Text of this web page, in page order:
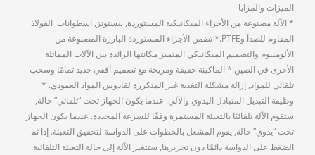
الميزات والمزايا
* الآلة مصنوعة من الأجزاء الميكانيكية المستوردة, بيستونز, اسطوانات, الفولاذ
المقاوم للصدأ وPTFE.* تضمن الأجزاء المستوردة البارزة المصنوعة من
الألومنيوم والتصميم الميكانيكي المتميز مكانتها الرائدة بين الآلات المماثلة
الأخرى في الصين.* الماكينة خفيفة ومريحة مع تصميم أفقي جديد تمامًا وسحب
تلقائي للمواد, إزالة مشكلة التغذية غير المتكررة لقادوس المواد العمودي. *
وظيفة التبديل المتبادل اليدوي والآلي. عندما يكون الجهاز تحت “تلقائي” حالة,
ستقوم الآلة تلقائيًا بالتعبئة المستمرة وفقًا للسرعة المحددة. عندما يكون الجهاز
تحت “يدوي” حالة, يقوم المشغل بالخطوات على الدواسة لتحقيق التعبئة. إذا تم
الضغط على الدواسة دائمًا دون تحريرها, ستتغير الآلة إلى حالة التعبئة التلقائية